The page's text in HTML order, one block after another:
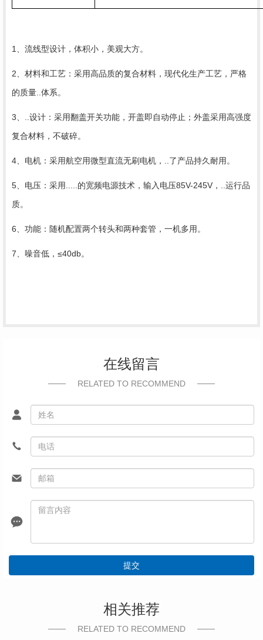
1、流线型设计，体积小，美观大方。
2、材料和工艺：采用高品质的复合材料，现代化生产工艺，严格
的质量..体系。
3、..设计：采用翻盖开关功能，开盖即自动停止；外盖采用高强度
复合材料，不破碎。
4、电机：采用航空用微型直流无刷电机，..了产品持久耐用。
5、电压：采用.....的宽频电源技术，输入电压85V-245V，..运行品
质。
6、功能：随机配置两个转头和两种套管，一机多用。
7、噪音低，≤40db。
在线留言
RELATED TO RECOMMEND
提交
相关推荐
RELATED TO RECOMMEND